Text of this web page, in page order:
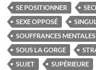
SE POSITIONNER
SEXE OPPOSÉ
SOUFFRANCES MENTALES
SOUS LA GORGE
SUJET
SUPÉRIEURE